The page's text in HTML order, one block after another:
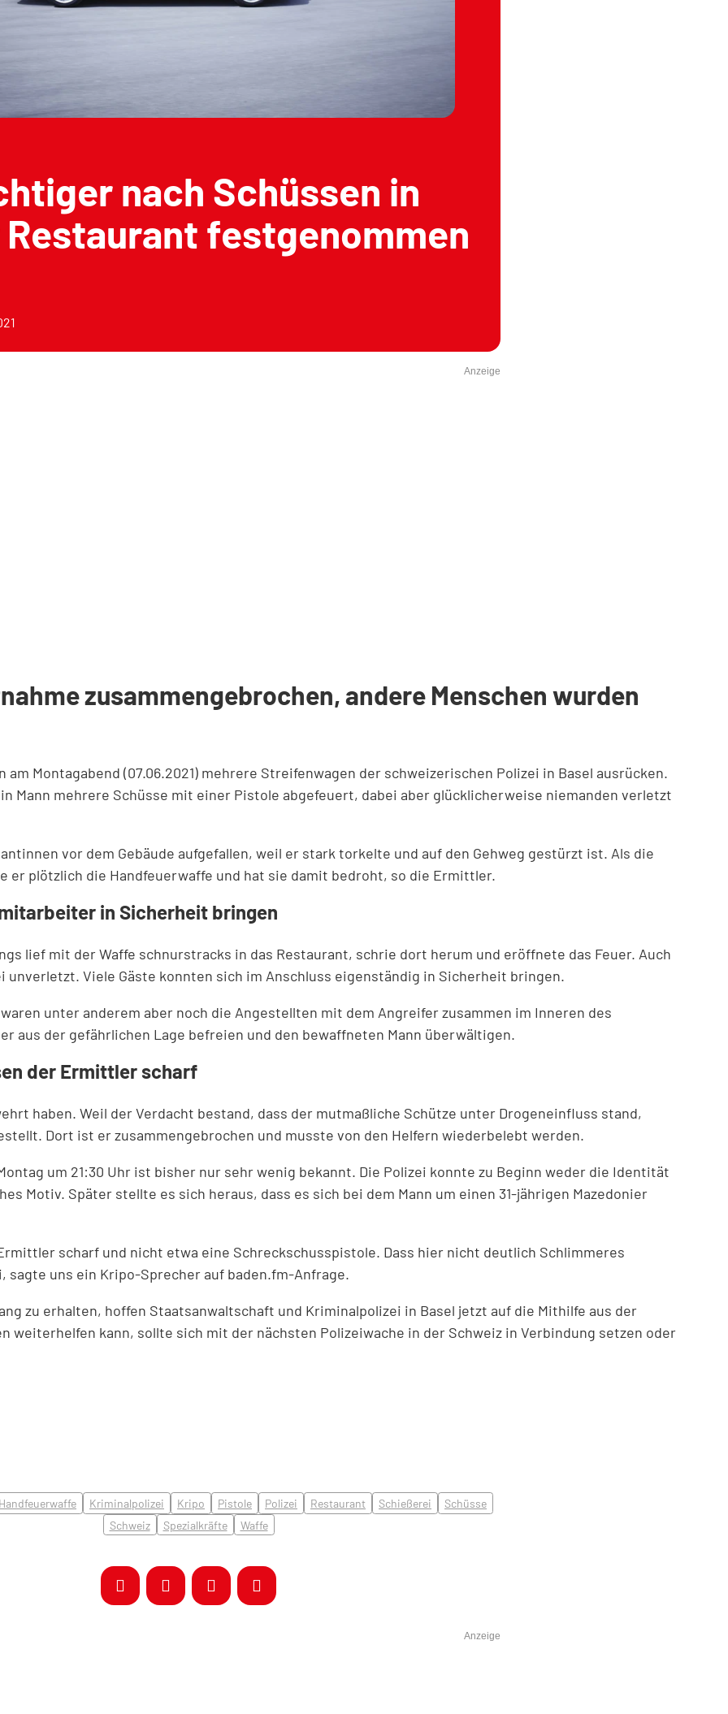
nach Schüssen in
Restaurant festgenommen
Anzeige
zusammengebrochen, andere Menschen wurden
Montagabend (07.06.2021) mehrere Streifenwagen der schweizerischen Polizei in Basel ausrücken.
Mann mehrere Schüsse mit einer Pistole abgefeuert, dabei aber glücklicherweise niemanden verletzt
vor dem Gebäude aufgefallen, weil er stark torkelte und auf den Gehweg gestürzt ist. Als die
er plötzlich die Handfeuerwaffe und hat sie damit bedroht, so die Ermittler.
in Sicherheit bringen
lief mit der Waffe schnurstracks in das Restaurant, schrie dort herum und eröffnete das Feuer. Auch
Viele Gäste konnten sich im Anschluss eigenständig in Sicherheit bringen.
unter anderem aber noch die Angestellten mit dem Angreifer zusammen im Inneren des
aus der gefährlichen Lage befreien und den bewaffneten Mann überwältigen.
der Ermittler scharf
haben. Weil der Verdacht bestand, dass der mutmaßliche Schütze unter Drogeneinfluss stand,
Dort ist er zusammengebrochen und musste von den Helfern wiederbelebt werden.
um 21:30 Uhr ist bisher nur sehr wenig bekannt. Die Polizei konnte zu Beginn weder die Identität
Motiv. Später stellte es sich heraus, dass es sich bei dem Mann um einen 31-jährigen Mazedonier
scharf und nicht etwa eine Schreckschusspistole. Dass hier nicht deutlich Schlimmeres
sagte uns ein Kripo-Sprecher auf baden.fm-Anfrage.
zu erhalten, hoffen Staatsanwaltschaft und Kriminalpolizei in Basel jetzt auf die Mithilfe aus der
weiterhelfen kann, sollte sich mit der nächsten Polizeiwache in der Schweiz in Verbindung setzen oder
Handfeuerwaffe Kriminalpolizei Kripo Pistole Polizei Restaurant Schießerei
Schüsse
Schweiz
Spezialkräfte Waffe
Anzeige